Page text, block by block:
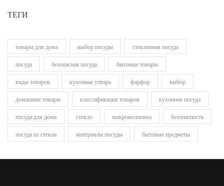
ТЕГИ
товары для дома выбор посуды стеклянная посуда
посуда безопасная посуда бытовые товары
виды товаров кухонная утварь фарфор выбор
домашние товары классификация товаров кухонная посуда
посуда для дома стекло микроволновка безопасность
посуда из стекла материалы посуды бытовые предметы